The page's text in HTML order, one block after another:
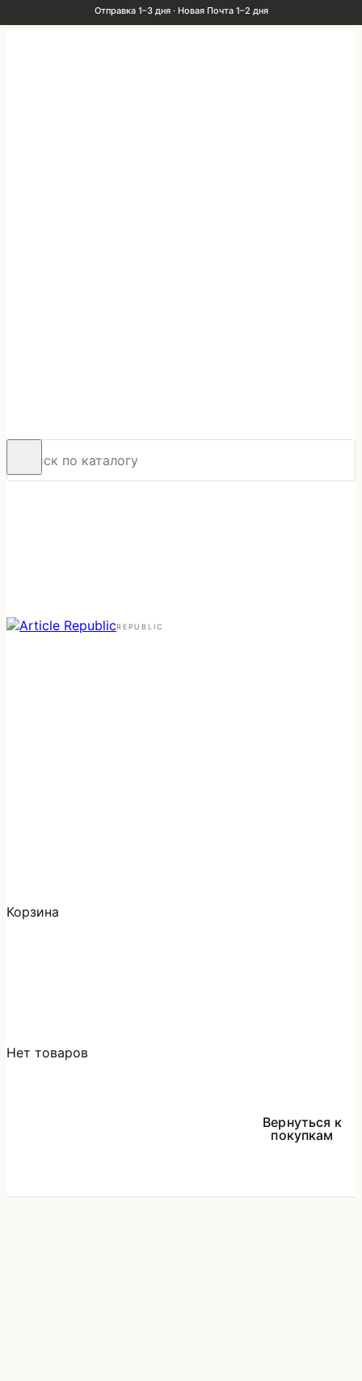
REPUBLIC
Корзина
Нет товаров
Вернуться к
покупкам